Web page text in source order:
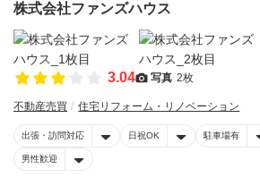
株式会社ファンズハウス
3.04 写真 2枚
不動産売買 住宅リフォーム・リノベーション
出張・訪問対応 日祝OK 駐車場有
男性歓迎